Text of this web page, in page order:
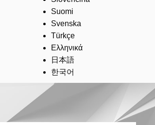
Suomi
Svenska
Türkçe
Ελληνικά
日本語
한국어